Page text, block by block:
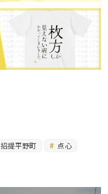
招提平野町
点心